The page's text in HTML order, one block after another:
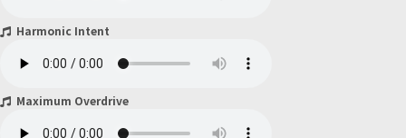
Harmonic Intent
Maximum Overdrive